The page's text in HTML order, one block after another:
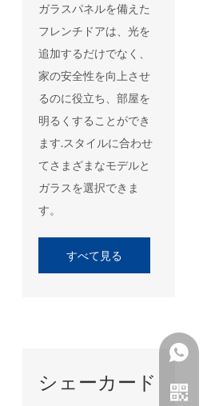
ガラスパネルを備えた
フレンチドアは、光を
追加するだけでなく、
家の安全性を向上させ
るのに役立ち、部屋を
明るくすることができ
ます.スタイルに合わせ
てさまざまなモデルと
ガラスを選択できま
す。
すべて見る
シェーカード